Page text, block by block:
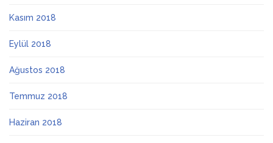
Kasım 2018
Eylül 2018
Ağustos 2018
Temmuz 2018
Haziran 2018